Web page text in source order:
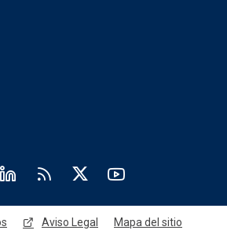
JCCM
Aviso Legal Mapa del sitio